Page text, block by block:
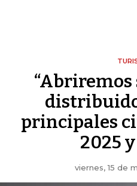
“Abriremos
principales
2025
viernes, 15 de